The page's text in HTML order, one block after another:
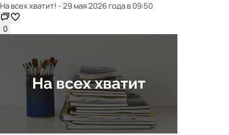
На всех хватит! - 29 мая 2026 года в 09:50
0